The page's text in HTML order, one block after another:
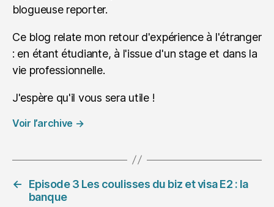
blogueuse reporter.
Ce blog relate mon retour d'expérience à l'étranger
: en étant étudiante, à l'issue d'un stage et dans la
vie professionnelle.
J'espère qu'il vous sera utile !
Voir l’archive →
←
Episode 3 Les coulisses du biz et visa E2 : la
banque